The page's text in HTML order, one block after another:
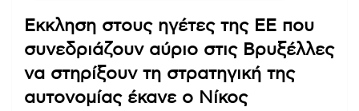
Εκκληση στους ηγέτες της ΕΕ που
συνεδριάζουν αύριο στις Βρυξέλλες
να στηρίξουν τη στρατηγική της
αυτονομίας έκανε ο Νίκος